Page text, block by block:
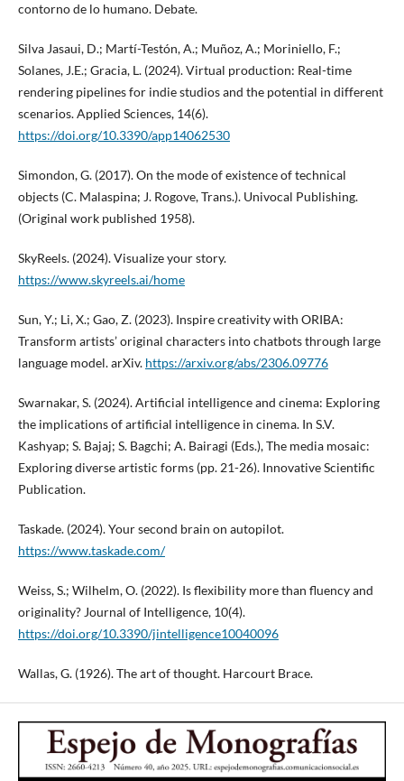
contorno de lo humano. Debate.
Silva Jasaui, D.; Martí-Testón, A.; Muñoz, A.; Moriniello, F.;
Solanes, J.E.; Gracia, L. (2024). Virtual production: Real-time
rendering pipelines for indie studios and the potential in different
scenarios. Applied Sciences, 14(6).
https://doi.org/10.3390/app14062530
Simondon, G. (2017). On the mode of existence of technical
objects (C. Malaspina; J. Rogove, Trans.). Univocal Publishing.
(Original work published 1958).
SkyReels. (2024). Visualize your story.
https://www.skyreels.ai/home
Sun, Y.; Li, X.; Gao, Z. (2023). Inspire creativity with ORIBA:
Transform artists’ original characters into chatbots through large
language model. arXiv. https://arxiv.org/abs/2306.09776
Swarnakar, S. (2024). Artificial intelligence and cinema: Exploring
the implications of artificial intelligence in cinema. In S.V.
Kashyap; S. Bajaj; S. Bagchi; A. Bairagi (Eds.), The media mosaic:
Exploring diverse artistic forms (pp. 21-26). Innovative Scientific
Publication.
Taskade. (2024). Your second brain on autopilot.
https://www.taskade.com/
Weiss, S.; Wilhelm, O. (2022). Is flexibility more than fluency and
originality? Journal of Intelligence, 10(4).
https://doi.org/10.3390/jintelligence10040096
Wallas, G. (1926). The art of thought. Harcourt Brace.